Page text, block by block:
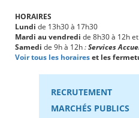
HORAIRES
Lundi de 13h30 à 17h30
Mardi au vendredi de 8h30 à 12h
Samedi de 9h à 12h:Services
Voir tous les horaireset les
RECRUTEMENT
MARCHÉS PUBLICS